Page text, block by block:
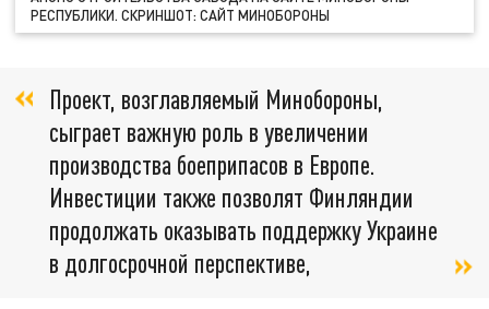
РЕСПУБЛИКИ. СКРИНШОТ: САЙТ МИНОБОРОНЫ
Проект, возглавляемый Минобороны,
сыграет важную роль в увеличении
производства боеприпасов в Европе.
Инвестиции также позволят Финляндии
продолжать оказывать поддержку Украине
в долгосрочной перспективе,